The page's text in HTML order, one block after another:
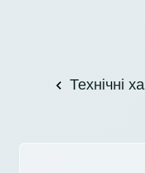
Технічні